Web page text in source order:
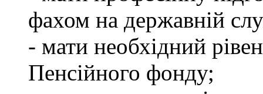
фахом на державній
- мати необхідний
Пенсійного фонду;